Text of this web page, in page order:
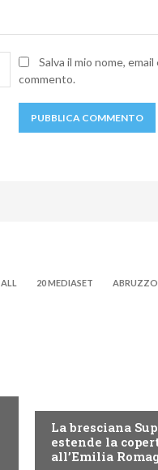
Nome:Salva il mio nome,
commento.
ALL 20 MEDIASET ABRUZZO
La bresciana
estende la
all’Emilia